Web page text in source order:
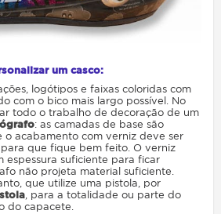
um casco:
logótipos e faixas coloridas com
com o bico mais largo possível. No
todo o trabalho de decoração de um
: as camadas de base são
o acabamento com verniz deve ser
que fique bem feito. O verniz
espessura suficiente para ficar
não projeta material suficiente.
que utilize uma pistola, por
, para a totalidade ou parte do
do capacete.